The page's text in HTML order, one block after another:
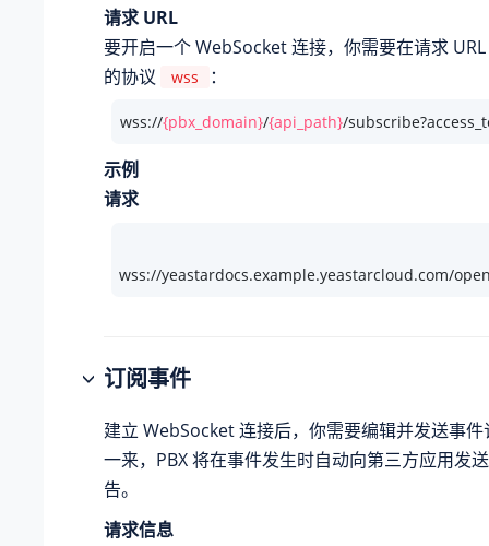
请求 URL
要开启一个 WebSocket 连接，你需要在请求
的协议
wss ：
wss://{pbx_domain}/{api_path}/
示例
请求
wss://yeastardocs.example.yeastarcloud.com/
订阅事件
建立 WebSocket 连接后，你需要编辑并发送事
一来，PBX 将在事件发生时自动向第三方应用发
告。
请求信息